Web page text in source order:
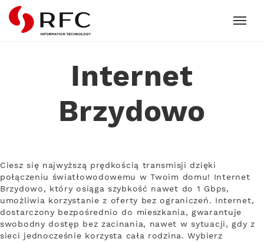
RFC
Internet
Brzydowo
Ciesz się najwyższą prędkością transmisji dzięki
połączeniu światłowodowemu w Twoim domu! Internet
Brzydowo, który osiąga szybkość nawet do 1 Gbps,
umożliwia korzystanie z oferty bez ograniczeń. Internet,
dostarczony bezpośrednio do mieszkania, gwarantuje
swobodny dostęp bez zacinania, nawet w sytuacji, gdy z
sieci jednocześnie korzysta cała rodzina. Wybierz